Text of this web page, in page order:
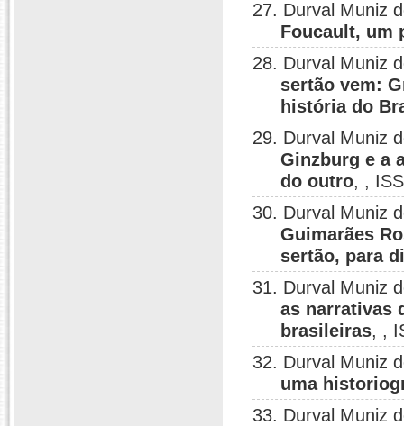
27. Durval Muniz
Foucault, um
28. Durval Muniz
sertão vem:
história do
29. Durval Muniz
Ginzburg e a
do outro, ,
30. Durval Muniz
Guimarães
sertão, para
31. Durval Muniz
as narrativas
brasileiras, ,
32. Durval Muniz
uma
33. Durval Muniz